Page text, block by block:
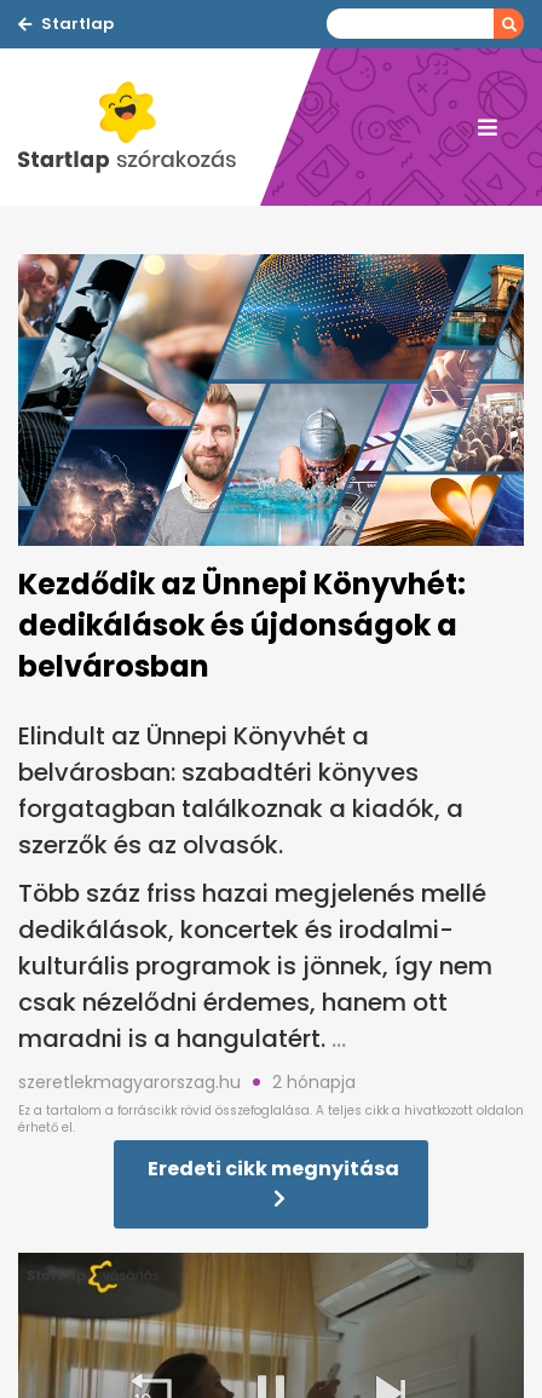
Startlap
Kezdődik az Ünnepi Könyvhét:
dedikálások és újdonságok a
belvárosban
Elindult az Ünnepi Könyvhét a
belvárosban: szabadtéri könyves
forgatagban találkoznak a kiadók, a
szerzők és az olvasók.
Több száz friss hazai megjelenés mellé
dedikálások, koncertek és irodalmi-
kulturális programok is jönnek, így nem
csak nézelődni érdemes, hanem ott
maradni is a hangulatért.
szeretlekmagyarorszag.hu 2 hónapja
Eredeti cikk megnyitása